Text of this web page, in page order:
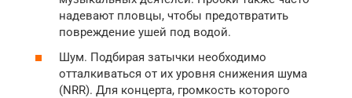
надевают пловцы, чтобы предотвратить
повреждение ушей под водой.
Шум. Подбирая затычки необходимо
отталкиваться от их уровня снижения шума
(NRR). Для концерта, громкость которого